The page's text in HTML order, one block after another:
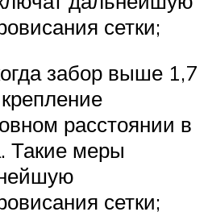
сетки;
забор выше 1,7
расстоянии в
Такие меры
сетки;